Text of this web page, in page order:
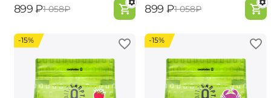
‍899‍ ₽‍1 058‍₽ ‍899‍ ₽‍1 058‍₽
-15% -15%